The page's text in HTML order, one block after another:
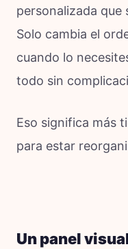
personalizada que
Solo cambia el
cuando lo
todo sin
Eso significa más
para estar
Un panel